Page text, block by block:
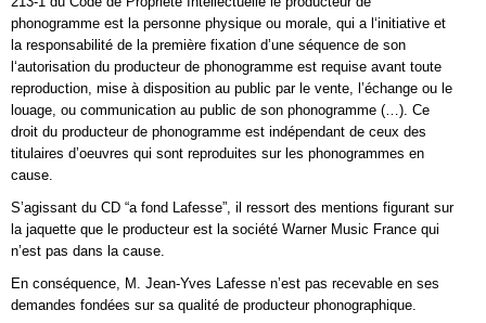
phonogramme est la personne physique ou morale, qui a l‘initiative et
la responsabilité de la première fixation d’une séquence de son
l‘autorisation du producteur de phonogramme est requise avant toute
reproduction, mise à disposition au public par le vente, l’échange ou le
louage, ou communication au public de son phonogramme (…). Ce
droit du producteur de phonogramme est indépendant de ceux des
titulaires d’oeuvres qui sont reproduites sur les phonogrammes en
cause.
S’agissant du CD “a fond Lafesse”, il ressort des mentions figurant sur
la jaquette que le producteur est la société Warner Music France qui
n’est pas dans la cause.
En conséquence, M. Jean-Yves Lafesse n’est pas recevable en ses
demandes fondées sur sa qualité de producteur phonographique.